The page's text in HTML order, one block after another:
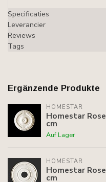
Specificaties
Leverancier
Reviews
Tags
Ergänzende Produkte
HOMESTAR
Homestar
cm
Auf Lager
HOMESTAR
Homestar
cm